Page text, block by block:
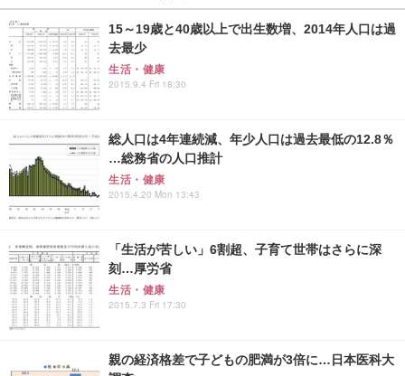
15～19歳と40歳以上で出生数増、2014年人口は過
去最少
生活・健康
2015.9.4 Fri 18:30
総人口は4年連続減、年少人口は過去最低の12.8％
…総務省の人口推計
生活・健康
2015.4.20 Mon 13:43
「生活が苦しい」6割超、子育て世帯はさらに深
刻…厚労省
生活・健康
2015.7.3 Fri 17:30
親の経済格差で子どもの肥満が3倍に…日本医科大